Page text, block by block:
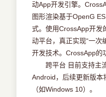
动App开发引擎。
图形渲染基于OpenG
式。使用CrossApp开发
动平台，真正实现“一次
开发技术。CrossApp的
跨平台 目前支持主
Android，后续更新版本
（如Windows 10）。